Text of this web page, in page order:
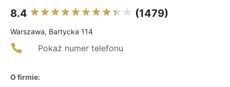
8.4 (1479)
Warszawa, Bartycka 114
Pokaż numer telefonu
O firmie: